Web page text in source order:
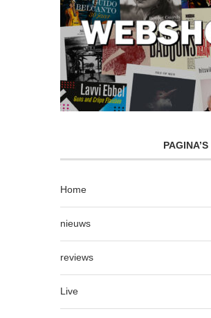
PAGINA’S
Home
nieuws
reviews
Live